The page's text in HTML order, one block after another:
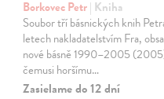
Borkovec Petr| Kniha
Soubor tří básnických knih
letech nakladatelstvím Fra,
nové básně 1990–2005
čemusi horšímu…
Zasielame do 12 dní